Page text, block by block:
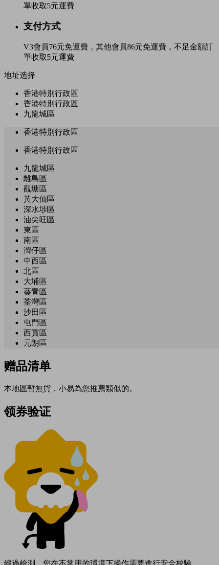
單收取5元運費
支付方式
V3會員76元免運費，其他會員86元免運費，不足金額訂
單收取5元運費
地址选择
香港特別行政區
香港特別行政區
九龍城區
香港特別行政區
香港特別行政區
九龍城區
離島區
觀塘區
黃大仙區
深水埗區
油尖旺區
東區
南區
灣仔區
中西區
北區
大埔區
葵青區
荃灣區
沙田區
屯門區
西貢區
元朗區
赠品清单
本地區暫無貨，小易為您推薦類似的。
领券验证
經過檢測，您在不常用的環境下操作需要進行安全校驗